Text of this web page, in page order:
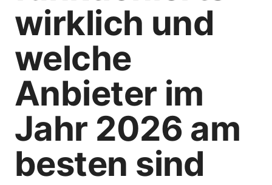
wirklich und
welche
Anbieter im
Jahr 2026 am
besten sind